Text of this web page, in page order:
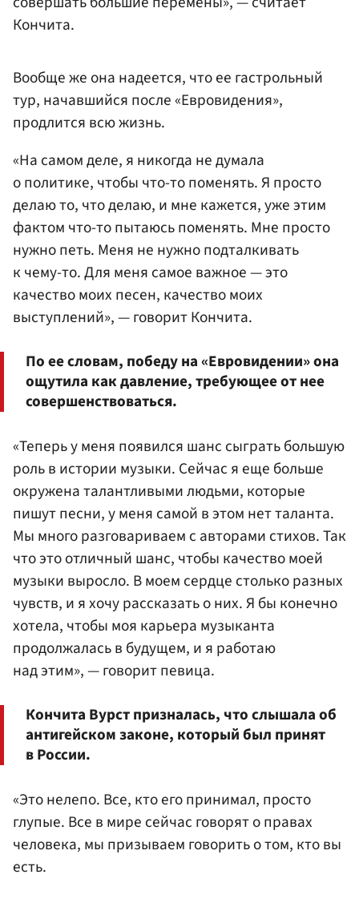
Кончита.
Вообще же она надеется, что ее гастрольный
тур, начавшийся после «Евровидения»,
продлится всю жизнь.
«На самом деле, я никогда не думала
о политике, чтобы что-то поменять. Я просто
делаю то, что делаю, и мне кажется, уже этим
фактом что-то пытаюсь поменять. Мне просто
нужно петь. Меня не нужно подталкивать
к чему-то. Для меня самое важное — это
качество моих песен, качество моих
выступлений», — говорит Кончита.
По ее словам, победу на «Евровидении» она
ощутила как давление, требующее от нее
совершенствоваться.
«Теперь у меня появился шанс сыграть большую
роль в истории музыки. Сейчас я еще больше
окружена талантливыми людьми, которые
пишут песни, у меня самой в этом нет таланта.
Мы много разговариваем с авторами стихов. Так
что это отличный шанс, чтобы качество моей
музыки выросло. В моем сердце столько разных
чувств, и я хочу рассказать о них. Я бы конечно
хотела, чтобы моя карьера музыканта
продолжалась в будущем, и я работаю
над этим», — говорит певица.
Кончита Вурст призналась, что слышала об
антигейском законе, который был принят
в России.
«Это нелепо. Все, кто его принимал, просто
глупые. Все в мире сейчас говорят о правах
человека, мы призываем говорить о том, кто вы
есть.